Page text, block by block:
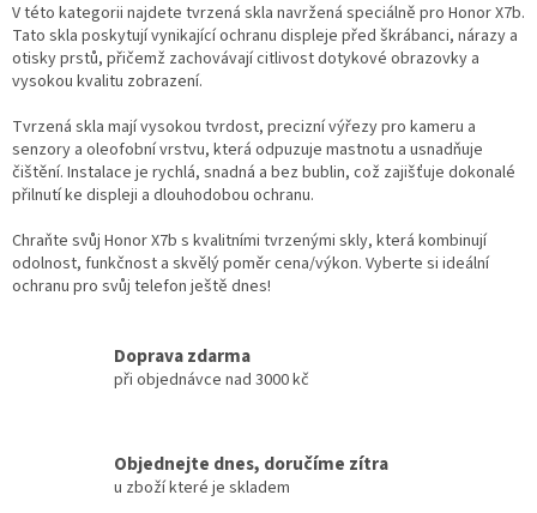
V této kategorii najdete tvrzená skla navržená speciálně pro Honor X7b.
Tato skla poskytují vynikající ochranu displeje před škrábanci, nárazy a
otisky prstů, přičemž zachovávají citlivost dotykové obrazovky a
vysokou kvalitu zobrazení.
Tvrzená skla mají vysokou tvrdost, precizní výřezy pro kameru a
senzory a oleofobní vrstvu, která odpuzuje mastnotu a usnadňuje
čištění. Instalace je rychlá, snadná a bez bublin, což zajišťuje dokonalé
přilnutí ke displeji a dlouhodobou ochranu.
Chraňte svůj Honor X7b s kvalitními tvrzenými skly, která kombinují
odolnost, funkčnost a skvělý poměr cena/výkon. Vyberte si ideální
ochranu pro svůj telefon ještě dnes!
Doprava zdarma
při objednávce nad 3000 kč
Objednejte dnes, doručíme zítra
u zboží které je skladem